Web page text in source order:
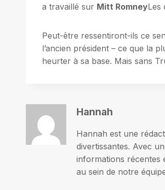
a travaillé sur Mitt RomneyLes
Peut-être ressentiront-ils ce
l’ancien président – ​​ce que la
heurter à sa base. Mais sans
Hannah
Hannah est une
divertissantes. Avec
informations récentes
au sein de notre